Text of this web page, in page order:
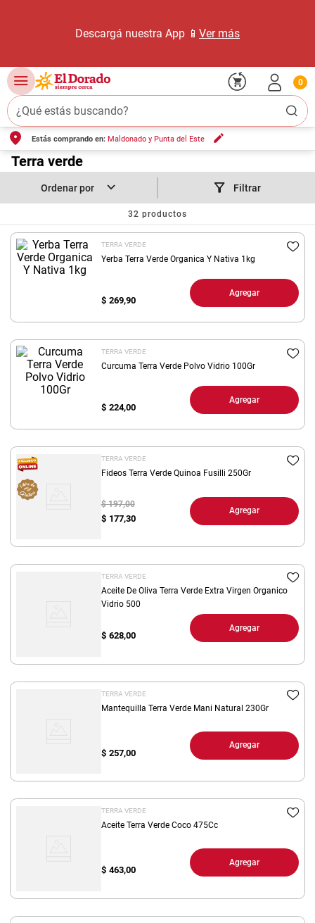
Descargá nuestra App 📱 Ver más
¿Qué estás buscando?
0
Estás comprando en: Maldonado y Punta del Este
Terra verde
Filtrar
32 productos
TERRA VERDE
Yerba Terra Verde Organica Y Nativa 1kg
$ 269,90
Agregar
TERRA VERDE
Curcuma Terra Verde Polvo Vidrio 100Gr
$ 224,00
Agregar
TERRA VERDE
Fideos Terra Verde Quinoa Fusilli 250Gr
$ 177,30
$ 197,00
Agregar
TERRA VERDE
Aceite De Oliva Terra Verde Extra Virgen Organico
Vidrio 500
$ 628,00
Agregar
TERRA VERDE
Mantequilla Terra Verde Mani Natural 230Gr
$ 257,00
Agregar
TERRA VERDE
Aceite Terra Verde Coco 475Cc
$ 463,00
Agregar
TÉRMINOS MÁS BUSCADOS
leche
4. queso
5. pollo
. bondiola
. fideos